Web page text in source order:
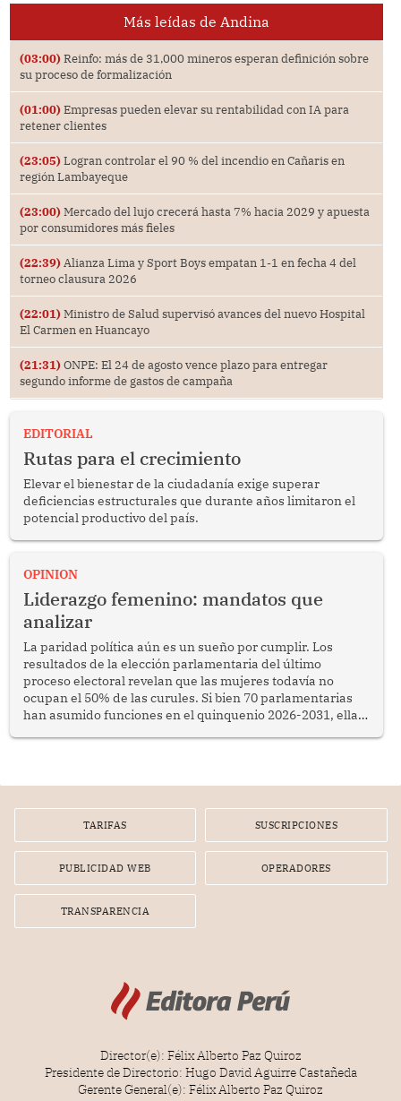
Más leídas de Andina
(03:00) Reinfo: más de 31,000 mineros esperan definición sobre
su proceso de formalización
(01:00) Empresas pueden elevar su rentabilidad con IA para
retener clientes
(23:05) Logran controlar el 90 % del incendio en Cañaris en
región Lambayeque
(23:00) Mercado del lujo crecerá hasta 7% hacia 2029 y apuesta
por consumidores más fieles
(22:39) Alianza Lima y Sport Boys empatan 1-1 en fecha 4 del
torneo clausura 2026
(22:01) Ministro de Salud supervisó avances del nuevo Hospital
El Carmen en Huancayo
(21:31) ONPE: El 24 de agosto vence plazo para entregar
segundo informe de gastos de campaña
EDITORIAL
Rutas para el crecimiento
Elevar el bienestar de la ciudadanía exige superar
deficiencias estructurales que durante años limitaron el
potencial productivo del país.
OPINION
Liderazgo femenino: mandatos que
analizar
La paridad política aún es un sueño por cumplir. Los
resultados de la elección parlamentaria del último
proceso electoral revelan que las mujeres todavía no
ocupan el 50% de las curules. Si bien 70 parlamentarias
han asumido funciones en el quinquenio 2026-2031, ellas
TARIFAS SUSCRIPCIONES
PUBLICIDAD WEB OPERADORES
TRANSPARENCIA
Director(e): Félix Alberto Paz Quiroz
Presidente de Directorio: Hugo David Aguirre Castañeda
Gerente General(e): Félix Alberto Paz Quiroz